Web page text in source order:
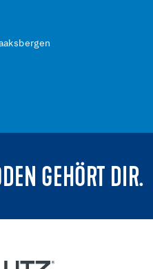
GEHÖRT DIR.